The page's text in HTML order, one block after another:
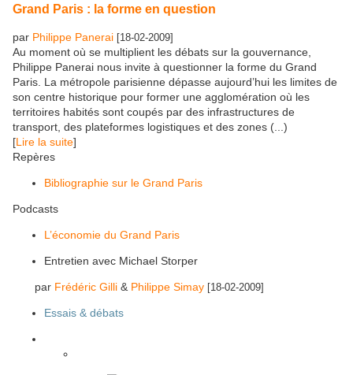
Grand Paris : la forme en question
par Philippe Panerai [18-02-2009]
Au moment où se multiplient les débats sur la gouvernance,
Philippe Panerai nous invite à questionner la forme du Grand
Paris. La métropole parisienne dépasse aujourd’hui les limites de
son centre historique pour former une agglomération où les
territoires habités sont coupés par des infrastructures de
transport, des plateformes logistiques et des zones (...)
[Lire la suite]
Repères
Bibliographie sur le Grand Paris
Podcasts
L’économie du Grand Paris
Entretien avec Michael Storper
par Frédéric Gilli & Philippe Simay [18-02-2009]
Essais & débats